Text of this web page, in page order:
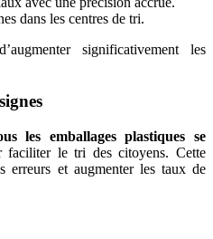
dans les centres de tri.
significativement les
les emballages plastiques se
faciliter le tri des citoyens. Cette
erreurs et augmenter les taux de